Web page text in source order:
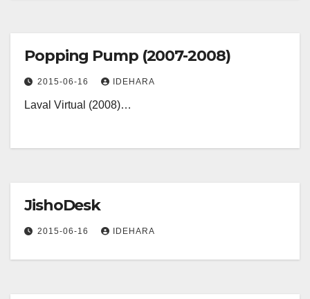
Popping Pump (2007-2008)
2015-06-16 IDEHARA
Laval Virtual (2008)…
JishoDesk
2015-06-16 IDEHARA